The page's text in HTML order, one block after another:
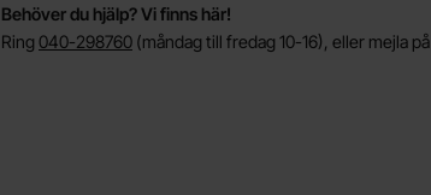
Behöver du hjälp? Vi finns här!
Ring 040-298760 (måndag till fredag 10-16), eller mejla på